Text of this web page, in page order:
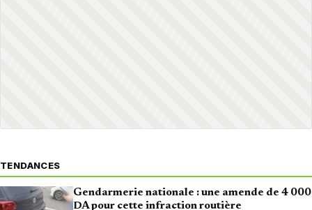
TENDANCES
Gendarmerie nationale : une amende de 4 000
DA pour cette infraction routière